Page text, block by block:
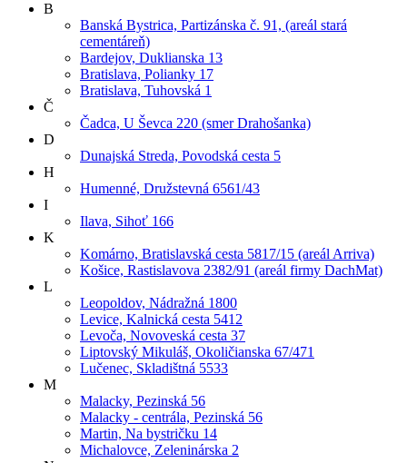
B
Banská Bystrica, Partizánska č. 91, (areál stará
cementáreň)
Bardejov, Duklianska 13
Bratislava, Polianky 17
Bratislava, Tuhovská 1
Č
Čadca, U Ševca 220 (smer Drahošanka)
D
Dunajská Streda, Povodská cesta 5
H
Humenné, Družstevná 6561/43
I
Ilava, Sihoť 166
K
Komárno, Bratislavská cesta 5817/15 (areál Arriva)
Košice, Rastislavova 2382/91 (areál firmy DachMat)
L
Leopoldov, Nádražná 1800
Levice, Kalnická cesta 5412
Levoča, Novoveská cesta 37
Liptovský Mikuláš, Okoličianska 67/471
Lučenec, Skladištná 5533
M
Malacky, Pezinská 56
Malacky - centrála, Pezinská 56
Martin, Na bystričku 14
Michalovce, Zeleninárska 2